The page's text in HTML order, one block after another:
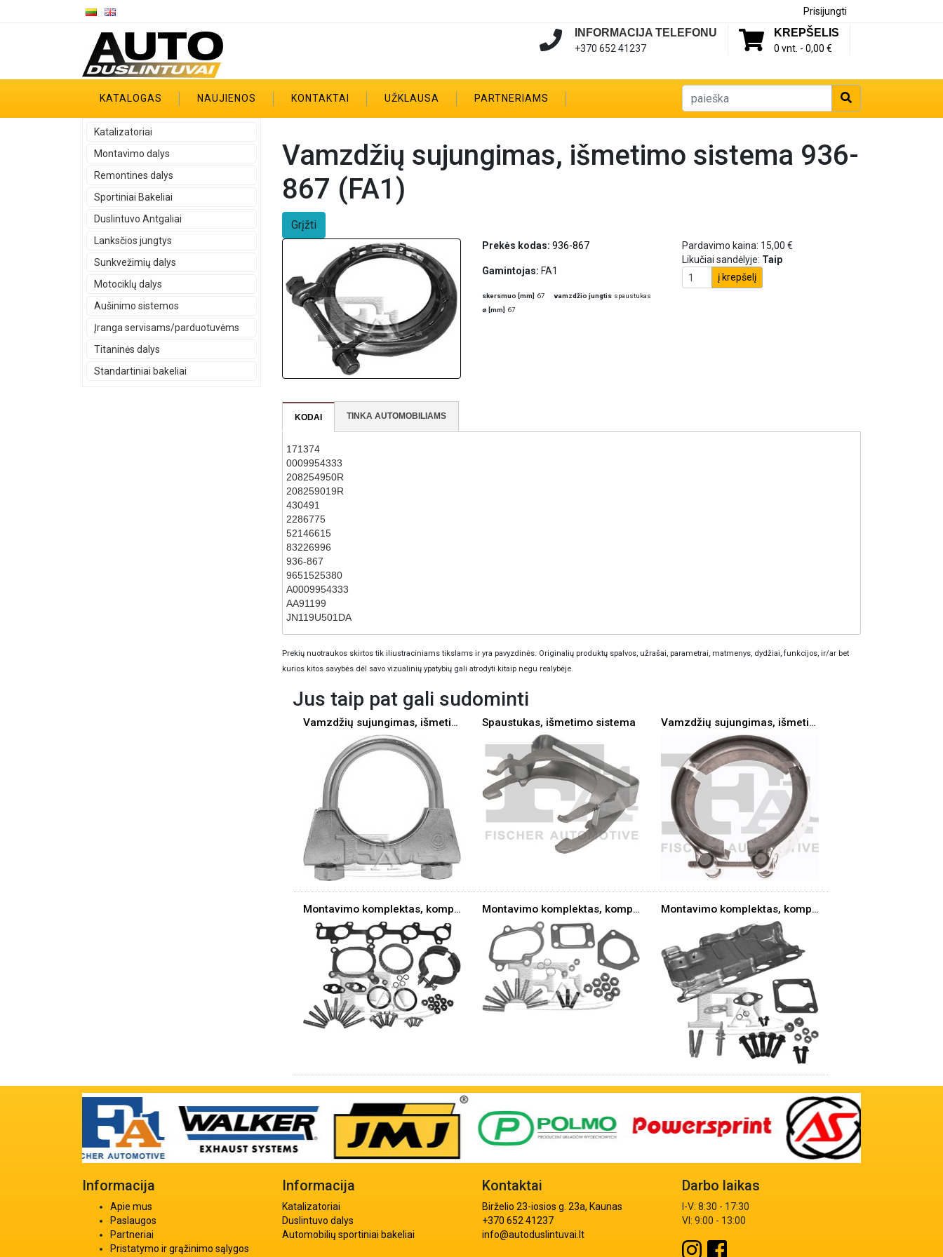
Prisijungti
KREPŠELIS
0 vnt. - 0,00 €
INFORMACIJA TELEFONU
+370 652 41237
KATALOGAS NAUJIENOS KONTAKTAI UŽKLAUSA PARTNERIAMS
Katalizatoriai
Montavimo dalys
Remontines dalys
Sportiniai Bakeliai
Duslintuvo Antgaliai
Lanksčios jungtys
Sunkvežimių dalys
Motociklų dalys
Aušinimo sistemos
Įranga servisams/parduotuvėms
Titaninės dalys
Standartiniai bakeliai
Vamzdžių sujungimas, išmetimo sistema 936-
867 (FA1)
Grįžti
Prekės kodas: 936-867
Gamintojas: FA1
skersmuo [mm] 67 vamzdžio jungtis spaustukas
ø [mm] 67
Pardavimo kaina: 15,00 €
Likučiai sandėlyje: Taip
į krepšelį
KODAI TINKA AUTOMOBILIAMS
171374
0009954333
208254950R
208259019R
430491
2286775
52146615
83226996
936-867
9651525380
A0009954333
AA91199
JN119U501DA
Prekių nuotraukos skirtos tik iliustraciniams tikslams ir yra pavyzdinės. Originalių produktų spalvos, užrašai, parametrai, matmenys, dydžiai, funkcijos, ir/ar bet
kurios kitos savybės dėl savo vizualinių ypatybių gali atrodyti kitaip negu realybėje.
Jus taip pat gali sudominti
Vamzdžių sujungimas, išmetimo sistema Spaustukas, išmetimo sistema Vamzdžių sujungimas, išmetimo sistema
Montavimo komplektas, kompresorius Montavimo komplektas, kompresorius Montavimo komplektas, kompresorius
Informacija
Apie mus
Paslaugos
Partneriai
Pristatymo ir grąžinimo sąlygos
Informacija
Katalizatoriai
Duslintuvo dalys
Automobilių sportiniai bakeliai
Kontaktai
Birželio 23-iosios g. 23a, Kaunas
+370 652 41237
info@autoduslintuvai.lt
Darbo laikas
I-V: 8:30 - 17:30
VI: 9:00 - 13:00